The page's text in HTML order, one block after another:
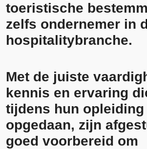
toeristische
zelfs ondernemer in
hospitalitybranche.
Met de juiste
kennis en ervaring
tijdens hun opleiding
opgedaan, zijn
goed voorbereid om